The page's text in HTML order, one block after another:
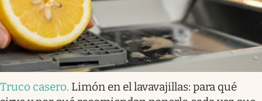
Truco casero. Limón en el lavavajillas: para qué